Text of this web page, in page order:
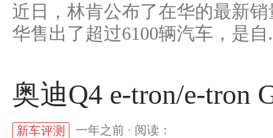
近日，林肯公布了在华的最新
华售出了超过6100辆汽车，是自
奥迪Q4 e-tron/e-tron
新车评测 一年之前 · 阅读：